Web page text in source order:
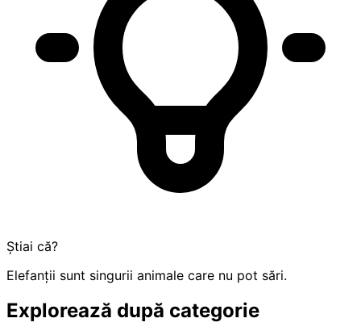
Știai că?
Elefanții sunt singurii animale care nu pot sări.
Explorează după categorie